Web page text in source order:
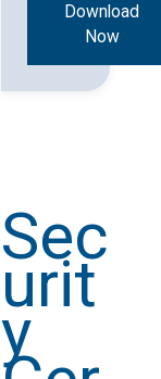
Download
Now
Sec
urit
y